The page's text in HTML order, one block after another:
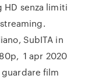
senza limiti
SubITA in
1 apr 2020
film